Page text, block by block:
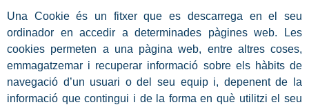
Una Cookie és un fitxer que es descarrega en el seu
ordinador en accedir a determinades pàgines web. Les
cookies permeten a una pàgina web, entre altres coses,
emmagatzemar i recuperar informació sobre els hàbits de
navegació d’un usuari o del seu equip i, depenent de la
informació que contingui i de la forma en què utilitzi el seu